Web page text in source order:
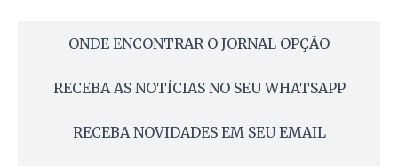
ONDE ENCONTRAR O JORNAL OPÇÃO
RECEBA AS NOTÍCIAS NO SEU WHATSAPP
RECEBA NOVIDADES EM SEU EMAIL